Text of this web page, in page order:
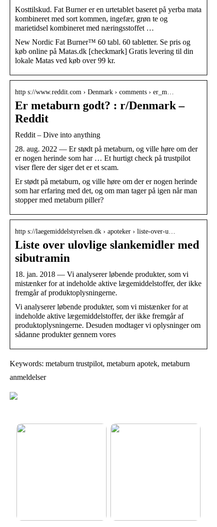
Kosttilskud. Fat Burner er en urtetablet baseret på yerba mata
kombineret med sort kommen, ingefær, grøn te og
marietidsel kombineret med næringsstoffet …
New Nordic Fat Burner™ 60 tabl. 60 tabletter. Se pris og
køb online på Matas.dk [checkmark] Gratis levering til din
lokale Matas ved køb over 99 kr.
http s://www.reddit.com › Denmark › comments › er_m…
Er metaburn godt? : r/Denmark –
Reddit
Reddit – Dive into anything
28. aug. 2022 — Er stødt på metaburn, og ville høre om der
er nogen herinde som har … Et hurtigt check på trustpilot
viser flere der siger det er et scam.
Er stødt på metaburn, og ville høre om der er nogen herinde
som har erfaring med det, og om man tager på igen når man
stopper med metaburn piller?
http s://laegemiddelstyrelsen.dk › apoteker › liste-over-u…
Liste over ulovlige slankemidler med
sibutramin
18. jan. 2018 — Vi analyserer løbende produkter, som vi
mistænker for at indeholde aktive lægemiddelstoffer, der ikke
fremgår af produktoplysningerne.
Vi analyserer løbende produkter, som vi mistænker for at
indeholde aktive lægemiddelstoffer, der ikke fremgår af
produktoplysningerne. Desuden modtager vi oplysninger om
sådanne produkter gennem vores
Keywords: metaburn trustpilot, metaburn apotek, metaburn
anmeldelser